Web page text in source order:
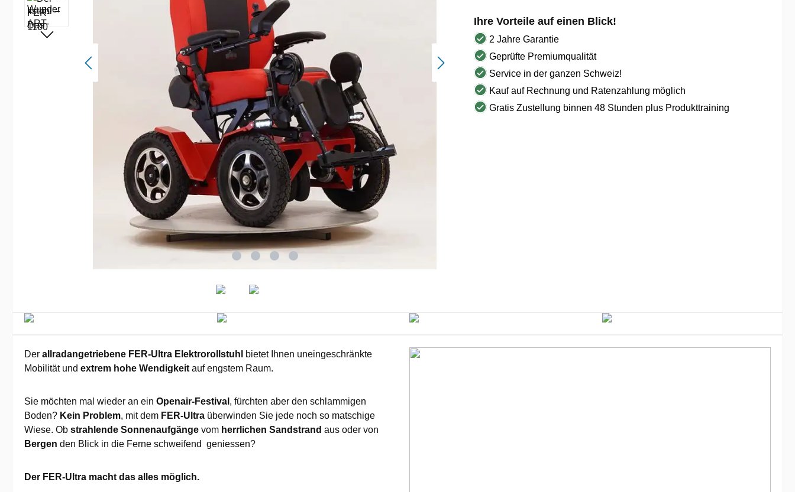
Ihre Vorteile auf einen Blick!
2 Jahre Garantie
Geprüfte Premiumqualität
Service in der ganzen Schweiz!
Kauf auf Rechnung und Ratenzahlung möglich
Gratis Zustellung binnen 48 Stunden plus Produkttraining
Der allradangetriebene FER-Ultra Elektrorollstuhl
bietet Ihnen uneingeschränkte
Mobilität und extrem hohe Wendigkeit auf engstem Raum.
Sie möchten mal wieder an ein Openair-Festival , fürchten aber den schlammigen
Boden? Kein Problem, mit dem FER-Ultra überwinden Sie jede noch so matschige
Wiese. Ob strahlende Sonnenaufgänge vom herrlichen Sandstrand aus oder von
Bergen den Blick in die Ferne schweifend geniessen?
Der FER-Ultra macht das alles möglich.